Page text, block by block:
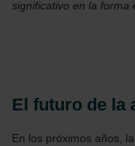
significativo en la forma
El futuro de la
En los próximos años,